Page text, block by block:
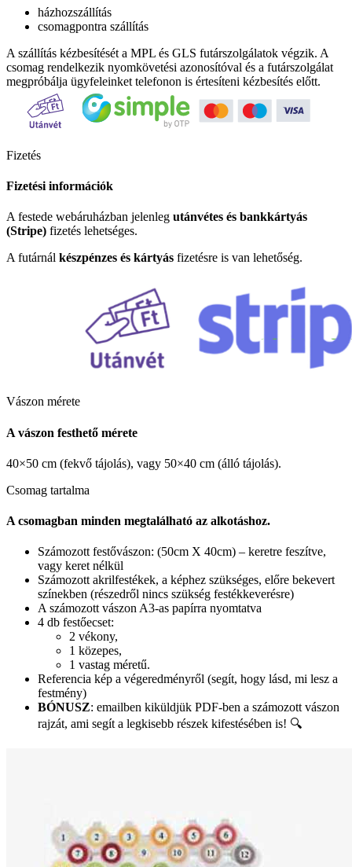
házhozszállítás
csomagpontra szállítás
A szállítás kézbesítését a MPL és GLS futárszolgálatok végzik. A
csomag rendelkezik nyomkövetési azonosítóval és a futárszolgálat
megpróbálja ügyfeleinket telefonon is értesíteni kézbesítés előtt.
Fizetés
Fizetési információk
A festede webáruházban jelenleg utánvétes és bankkártyás
(Stripe) fizetés lehetséges.
A futárnál készpénzes és kártyás fizetésre is van lehetőség.
Vászon mérete
A vászon festhető mérete
40×50 cm (fekvő tájolás), vagy 50×40 cm (álló tájolás).
Csomag tartalma
A csomagban minden megtalálható az alkotáshoz.
Számozott festővászon: (50cm X 40cm) – keretre feszítve,
vagy keret nélkül
Számozott akrilfestékek, a képhez szükséges, előre bekevert
színekben (részedről nincs szükség festékkeverésre)
A számozott vászon A3-as papírra nyomtatva
4 db festőecset:
2 vékony,
1 közepes,
1 vastag méretű.
Referencia kép a végeredményről (segít, hogy lásd, mi lesz a
festmény)
BÓNUSZ: emailben kiküldjük PDF-ben a számozott vászon
rajzát, ami segít a legkisebb részek kifestésében is! 🔍